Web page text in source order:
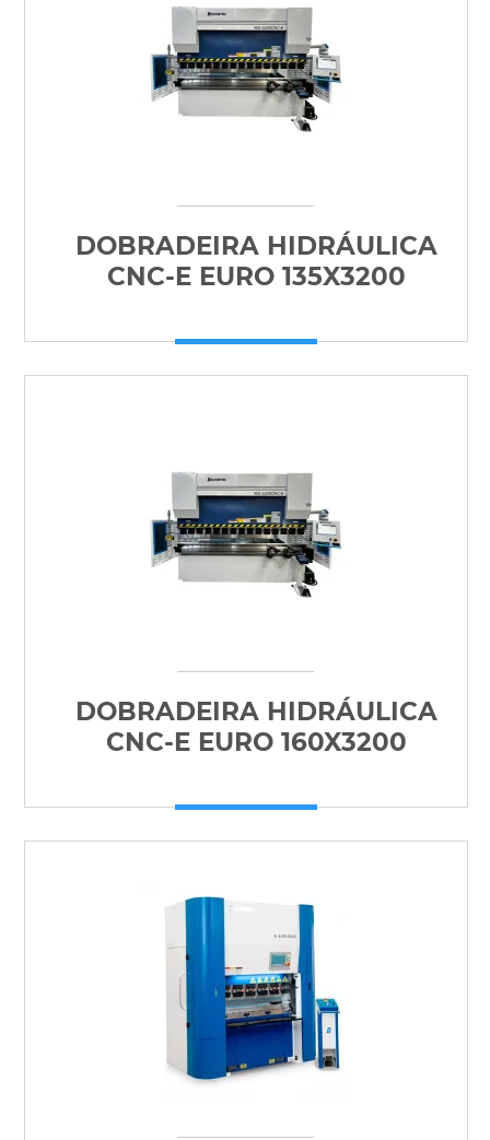
DOBRADEIRA HIDRÁULICA
CNC-E EURO 135X3200
DOBRADEIRA HIDRÁULICA
CNC-E EURO 160X3200